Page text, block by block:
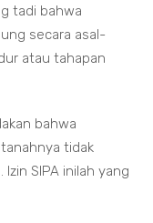
tadi bahwa
secara asal-
atau tahapan
bahwa
tidak
SIPA inilah yang